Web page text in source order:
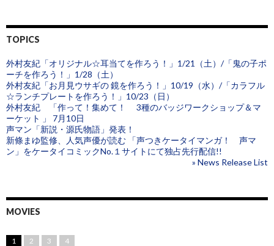
TOPICS
外村友紀「オリジナル☆耳当てを作ろう！」1/21（土）/「鬼の子ポ
ーチを作ろう！」1/28（土）
外村友紀「お月見ウサギの 鏡を作ろう！」10/19（水）/「カラフル
☆ランチプレートを作ろう！」10/23（日）
外村友紀 「作って！集めて！ 3種のバッジワークショップ＆マ
ーケット 」 7月10日
声マン「新説・源氏物語」発表！
新條まゆ監修、人気声優が読む 「声つきケータイマンガ！ 声マ
ン」をケータイコミックNo.１サイトにて独占先行配信!!
» News Release List
MOVIES
1 2 3 4